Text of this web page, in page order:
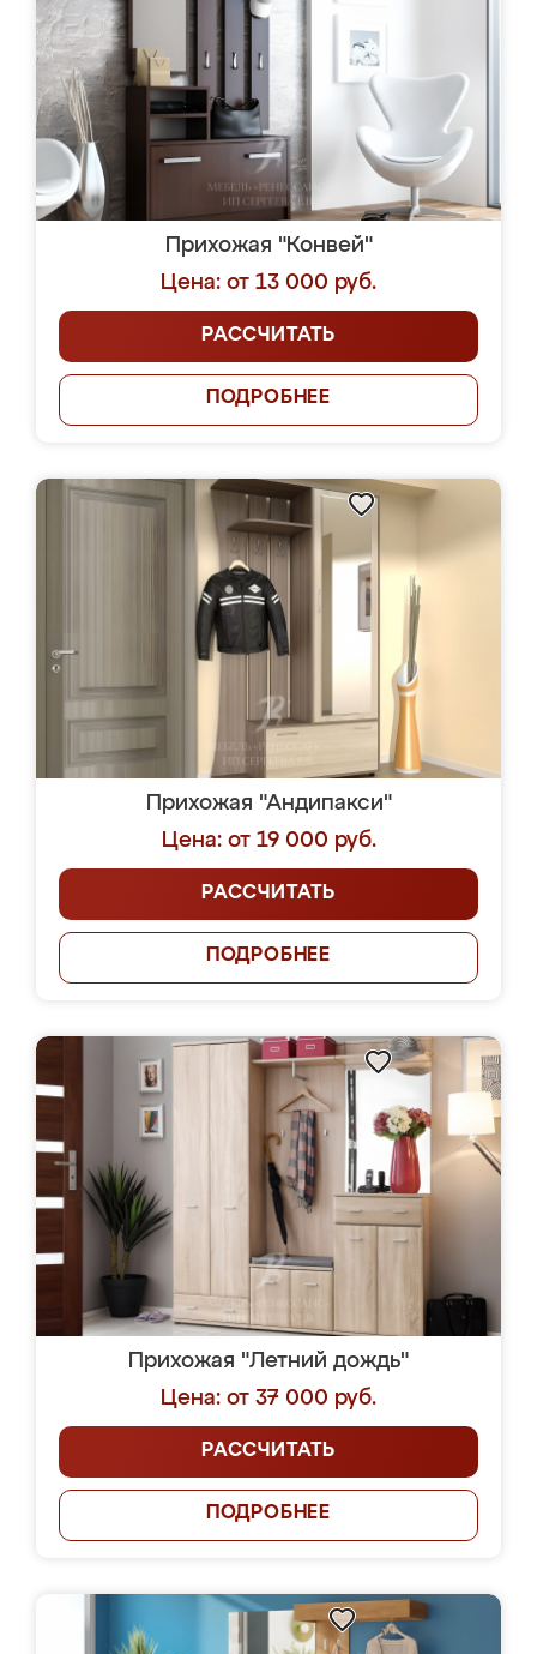
Прихожая "Конвей"
Цена: от 13 000 руб.
РАССЧИТАТЬ
ПОДРОБНЕЕ
Прихожая "Андипакси"
Цена: от 19 000 руб.
РАССЧИТАТЬ
ПОДРОБНЕЕ
Прихожая "Летний дождь"
Цена: от 37 000 руб.
РАССЧИТАТЬ
ПОДРОБНЕЕ